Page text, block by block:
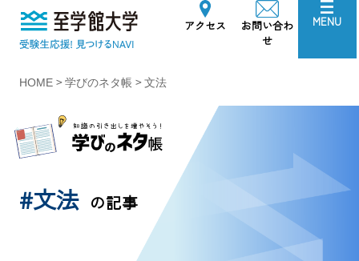
至学館大学 アクセス
お問い合わ
せ
MENU
HOME >学びのネタ帳 >文法
#文法 の記事